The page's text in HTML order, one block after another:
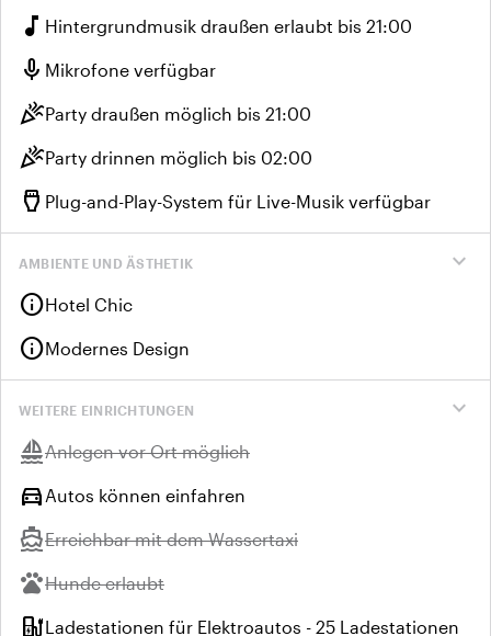
music_note Hintergrundmusik draußen erlaubt bis 21:00
mic Mikrofone verfügbar
celebrationParty draußen möglich bis 21:00
celebrationParty drinnen möglich bis 02:00
settings_input_hdmi Plug-and-Play-System für Live-Musik verfügbar
expand_more
AMBIENTE UND ÄSTHETIK
infoHotel Chic
infoModernes Design
expand_more
WEITERE EINRICHTUNGEN
sailingNicht verfügbar:
Anlegen vor Ort möglich
directions_car Autos können einfahren
directions_boatNicht verfügbar:
Erreichbar mit dem Wassertaxi
petsNicht verfügbar:
Hunde erlaubt
ev_stationLadestationen für Elektroautos - 25 Ladestationen